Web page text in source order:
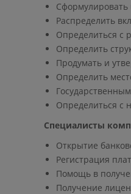
Распределить
Определиться с
Определить
Продумать и
Определить
Определиться с
Специалисты
Открытие
Регистрация
Помощь в
Получение